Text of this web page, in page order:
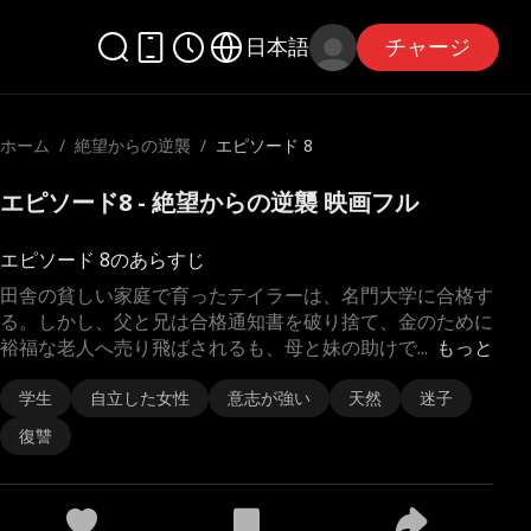
日本語 チャージ
ホーム / 絶望からの逆襲 / エピソード 8
エピソード8 - 絶望からの逆襲 映画フル
エピソード 8のあらすじ
もっと
田舎の貧しい家庭で育ったテイラーは、名門大学に合格す
る。しかし、父と兄は合格通知書を破り捨て、金のために
裕福な老人へ売り飛ばされるも、母と妹の助けで...
学生 自立した女性 意志が強い 天然
迷子
復讐